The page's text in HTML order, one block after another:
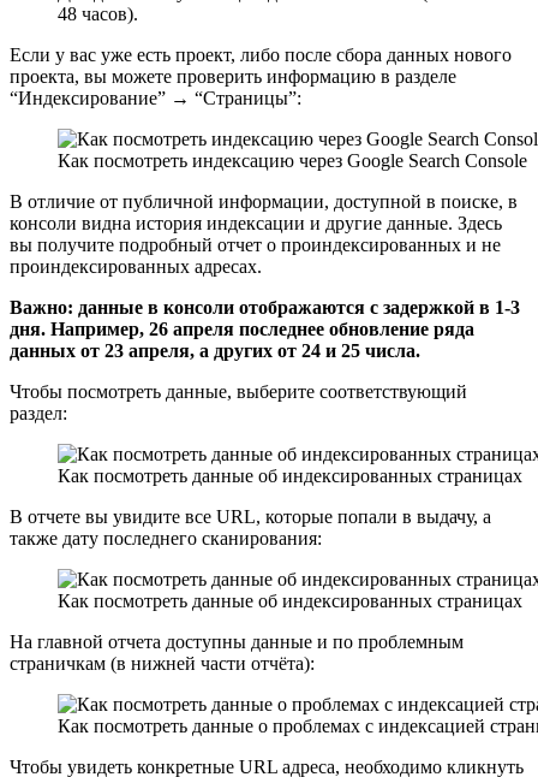
48 часов).
Если у вас уже есть проект, либо после сбора данных нового
проекта, вы можете проверить информацию в разделе
“Индексирование” → “Страницы”:
Как посмотреть индексацию через Google Search Console
В отличие от публичной информации, доступной в поиске, в
консоли видна история индексации и другие данные. Здесь
вы получите подробный отчет о проиндексированных и не
проиндексированных адресах.
Важно: данные в консоли отображаются с задержкой в 1-3
дня. Например, 26 апреля последнее обновление ряда
данных от 23 апреля, а других от 24 и 25 числа.
Чтобы посмотреть данные, выберите соответствующий
раздел:
Как посмотреть данные об индексированных страницах
В отчете вы увидите все URL, которые попали в выдачу, а
также дату последнего сканирования:
Как посмотреть данные об индексированных страницах
На главной отчета доступны данные и по проблемным
страничкам (в нижней части отчёта):
Как посмотреть данные о проблемах с индексацией
Чтобы увидеть конкретные URL адреса, необходимо кликнуть